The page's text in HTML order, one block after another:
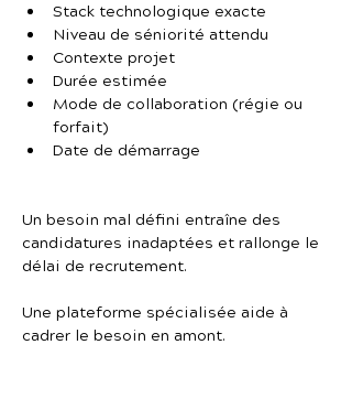
Stack technologique exacte
Niveau de séniorité attendu
Contexte projet
Durée estimée
Mode de collaboration (régie ou
forfait)
Date de démarrage
Un besoin mal défini entraîne des
candidatures inadaptées et rallonge le
délai de recrutement.
Une plateforme spécialisée aide à
cadrer le besoin en amont.